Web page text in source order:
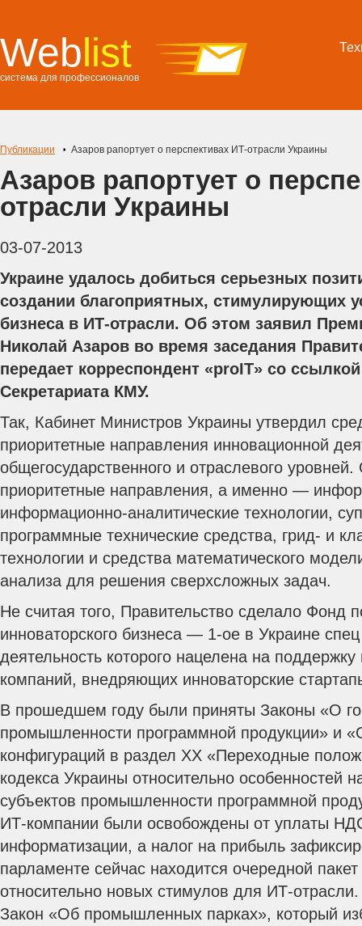
Weblist
система для профессионалов
Публикации Азаров рапортует о перспективах ИТ-отрасли Украины
Азаров рапортует о
отрасли Украины
03-07-2013
Украине удалось добиться серьезных
создании благоприятных, стимулирующих
бизнеса в ИТ-отрасли. Об этом заявил
Николай Азаров во время заседания
передает корреспондент «proIT» со
Секретариата КМУ.
Так, Кабинет Министров Украины утвердил
приоритетные направления инновационной
общегосударственного и отраслевого уровней.
приоритетные направления, а именно —
информационно-аналитические технологии,
программные технические средства, грид- и
технологии и средства математического
анализа для решения сверхсложных задач.
Не считая того, Правительство сделало Фонд
инноваторского бизнеса — 1-ое в Украине
деятельность которого нацелена на
компаний, внедряющих инноваторские
В прошедшем году были приняты Законы «О
промышленности программной продукции» и
конфигураций в раздел ХХ «Переходные
кодекса Украины относительно особенностей
субъектов промышленности программной
ИТ-компании были освобождены от уплаты
информатизации, а налог на прибыль
парламенте сейчас находится очередной
относительно новых стимулов для ИТ-
Закон «Об промышленных парках», который